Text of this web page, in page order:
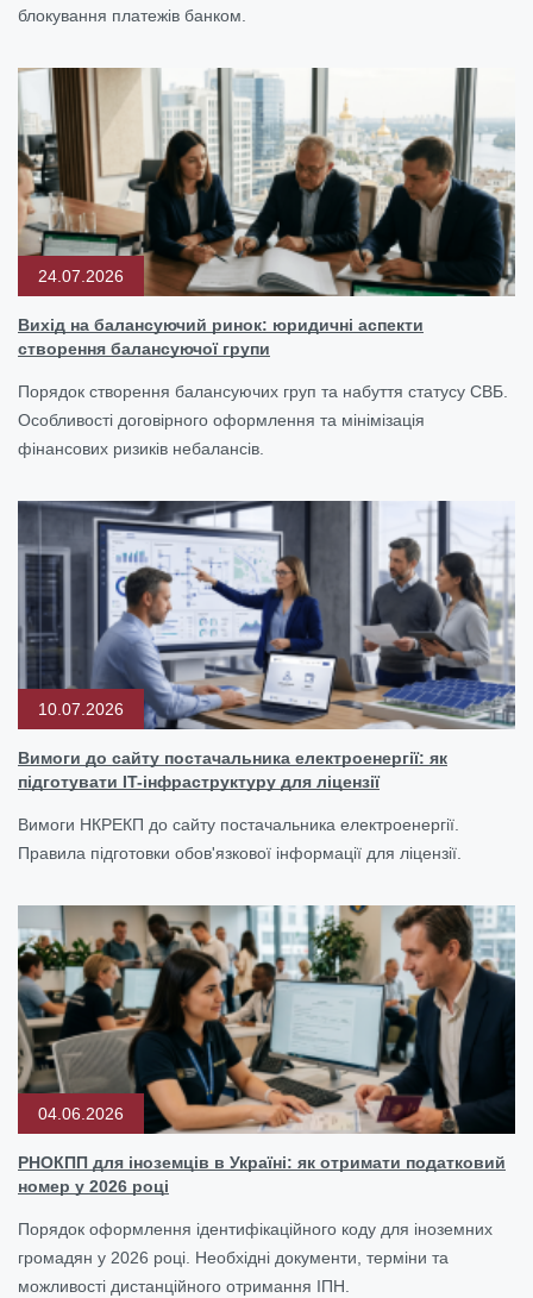
блокування платежів банком.
24.07.2026
Вихід на балансуючий ринок: юридичні аспекти
створення балансуючої групи
Порядок створення балансуючих груп та набуття статусу СВБ.
Особливості договірного оформлення та мінімізація
фінансових ризиків небалансів.
10.07.2026
Вимоги до сайту постачальника електроенергії: як
підготувати IT-інфраструктуру для ліцензії
Вимоги НКРЕКП до сайту постачальника електроенергії.
Правила підготовки обов'язкової інформації для ліцензії.
04.06.2026
РНОКПП для іноземців в Україні: як отримати податковий
номер у 2026 році
Порядок оформлення ідентифікаційного коду для іноземних
громадян у 2026 році. Необхідні документи, терміни та
можливості дистанційного отримання ІПН.